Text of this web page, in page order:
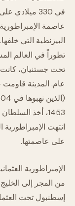
في 330
عاصمة الإمبراطورية
البيزنطية التي
تحت جستنيان، كانت
عام. المدينة قاومت
انتهت الإمبراطورية
على عاصمتها.
الإمبراطورية
من المجر إلى
إسطنبول تحت